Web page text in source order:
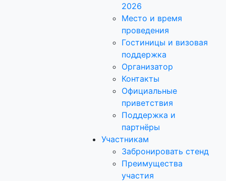
2026
Место и время
проведения
Гостиницы и визовая
поддержка
Организатор
Контакты
Официальные
приветствия
Поддержка и
партнёры
Участникам
Забронировать стенд
Преимущества
участия